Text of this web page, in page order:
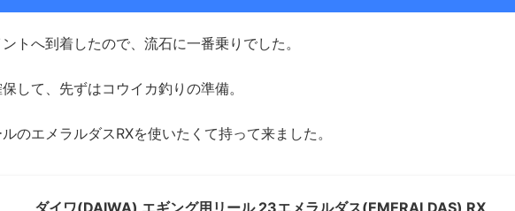
トへ到着したので、流石に一番乗りでした。
して、先ずはコウイカ釣りの準備。
のエメラルダスRXを使いたくて持って来ました。
ダイワ(DAIWA) エギング用リール 23エメラルダス(EMERALDAS) RX